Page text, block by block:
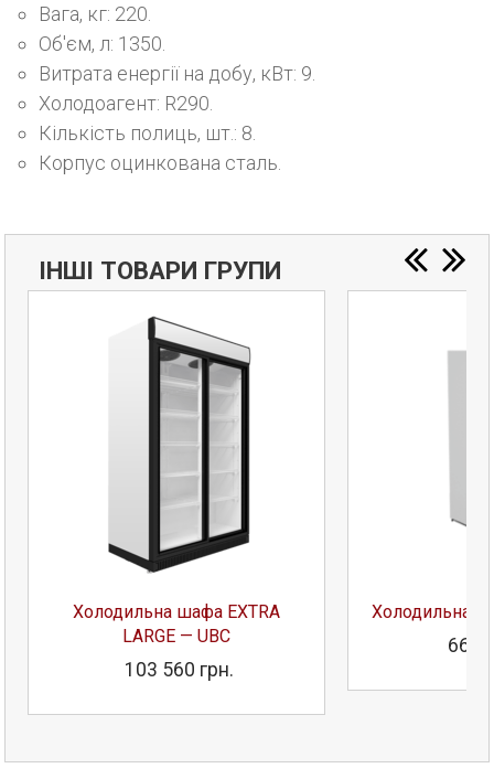
Вага, кг: 220.
Об'єм, л: 1350.
Витрата енергії на добу, кВт: 9.
Холодоагент: R290.
Кількість полиць, шт.: 8.
Корпус оцинкована сталь.
ІНШІ ТОВАРИ ГРУПИ
Холодильна шафа EXTRA
LARGE — UBC
103 560 грн.
Холодильна
66